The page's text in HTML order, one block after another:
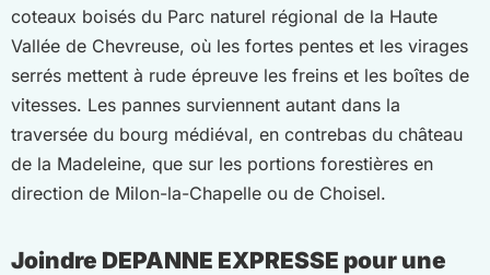
coteaux boisés du Parc naturel régional de la Haute
Vallée de Chevreuse, où les fortes pentes et les virages
serrés mettent à rude épreuve les freins et les boîtes de
vitesses. Les pannes surviennent autant dans la
traversée du bourg médiéval, en contrebas du château
de la Madeleine, que sur les portions forestières en
direction de Milon-la-Chapelle ou de Choisel.
Joindre DEPANNE EXPRESSE pour une